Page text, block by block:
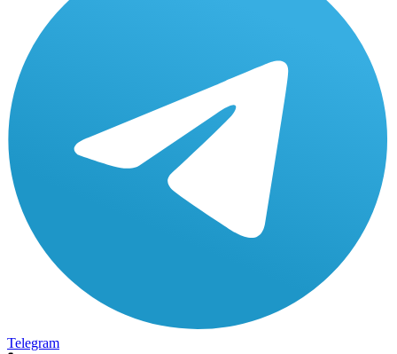
Telegram